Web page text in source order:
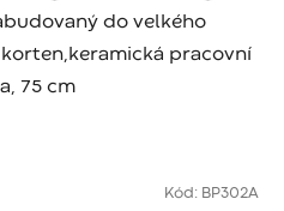
dovelkého
keramická pracovní
75 cm
Kód: BP302A